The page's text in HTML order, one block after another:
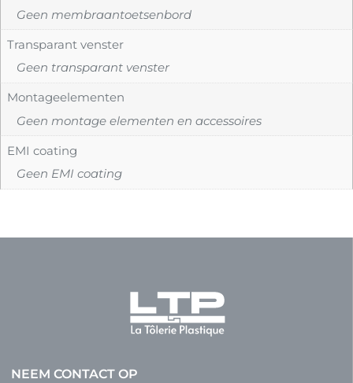
Geen membraantoetsenbord
Transparant venster
Geen transparant venster
Montageelementen
Geen montage elementen en accessoires
EMI coating
Geen EMI coating
NEEM CONTACT OP